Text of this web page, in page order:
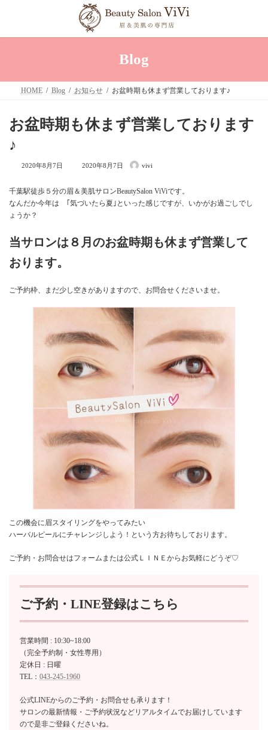
Blog
HOME Blog お知らせ お盆時期も休まず営業しております♪
お盆時期も休まず営業しております
♪
2020年8月7日
最
新
日
時
2020年8月7日 vivi
千葉駅徒歩５分の眉＆美肌サロンBeautySalon ViViです。
なんだか今年は ｢気づいたら夏｣といった感じですが、いかがお過ごしでし
ょうか？
当サロンは８月のお盆時期も休まず営業して
おります。
ご予約枠、まだ少し空きがありますので、お問合せくださいませ。
この機会に眉スタイリングをやってみたい
ハーバルピールにチャレンジしよう！という方お待ちしております。
ご予約・お問合せはフォームまたは公式ＬＩＮＥからお気軽にどうぞ♡
ご予約・LINE登録はこちら
営業時間 : 10:30~18:00
（完全予約制・女性専用）
定休日 : 日曜
TEL：043-245-1960
公式LINEからのご予約・お問合せも承ります！
サロンの最新情報・ご予約状況などリアルタイムでお届けしています
ので是非ご登録くださいね。